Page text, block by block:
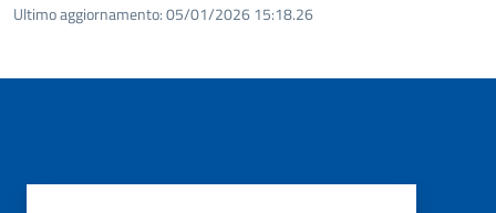
Ultimo aggiornamento:05/01/2026 15:18.26